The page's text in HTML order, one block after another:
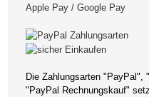
Apple Pay / Google Pay
Die Zahlungsarten "PayPal",
"PayPal Rechnungskauf"